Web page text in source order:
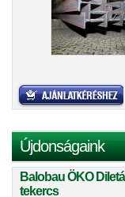
Újdonságaink
Balobau ÖKO
tekercs